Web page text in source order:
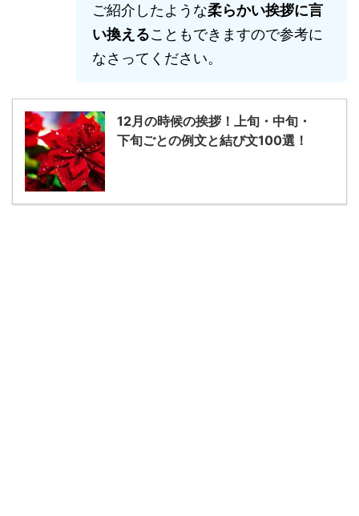
ご紹介したような柔らかい挨拶に言
い換えることもできますので参考に
なさってください。
12月の時候の挨拶！上旬・中旬・
下旬ごとの例文と結び文100選！